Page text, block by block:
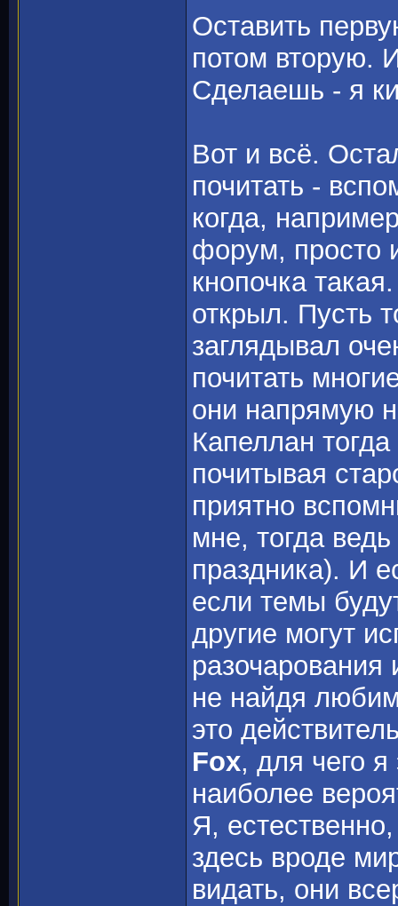
Оставить
потом вторую.
Сделаешь - я
Вот и всё.
почитать -
когда,
форум, просто
кнопочка
открыл. Пусть
заглядывал
почитать
они напрямую
Капеллан
почитывая
приятно
мне, тогда
праздника). И
если темы
другие могут
разочарования
не найдя
это
Fox, для чего
наиболее
Я,
здесь вроде
видать, они